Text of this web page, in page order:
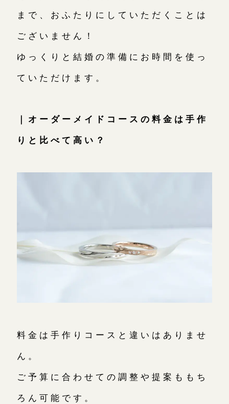
まで、おふたりにしていただくことは
ございません！
ゆっくりと結婚の準備にお時間を使っ
ていただけます。
｜オーダーメイドコースの料金は手作
りと比べて高い？
料金は手作りコースと違いはありませ
ん。
ご予算に合わせての調整や提案ももち
ろん可能です。